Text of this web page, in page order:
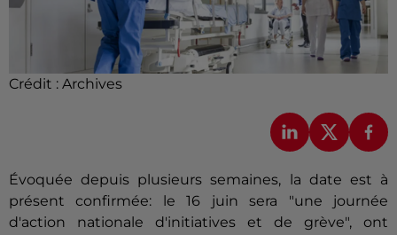
Crédit : Archives
Évoquée depuis plusieurs semaines, la date est à
présent confirmée: le 16 juin sera "une journée
d'action nationale d'initiatives et de
grève", ont